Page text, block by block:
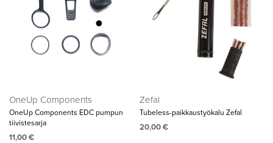
OneUp Components
OneUp Components EDC pumpun
tiivistesarja
11,00€
Zefal
Tubeless-paikkaustyökalu Zefal
20,00€